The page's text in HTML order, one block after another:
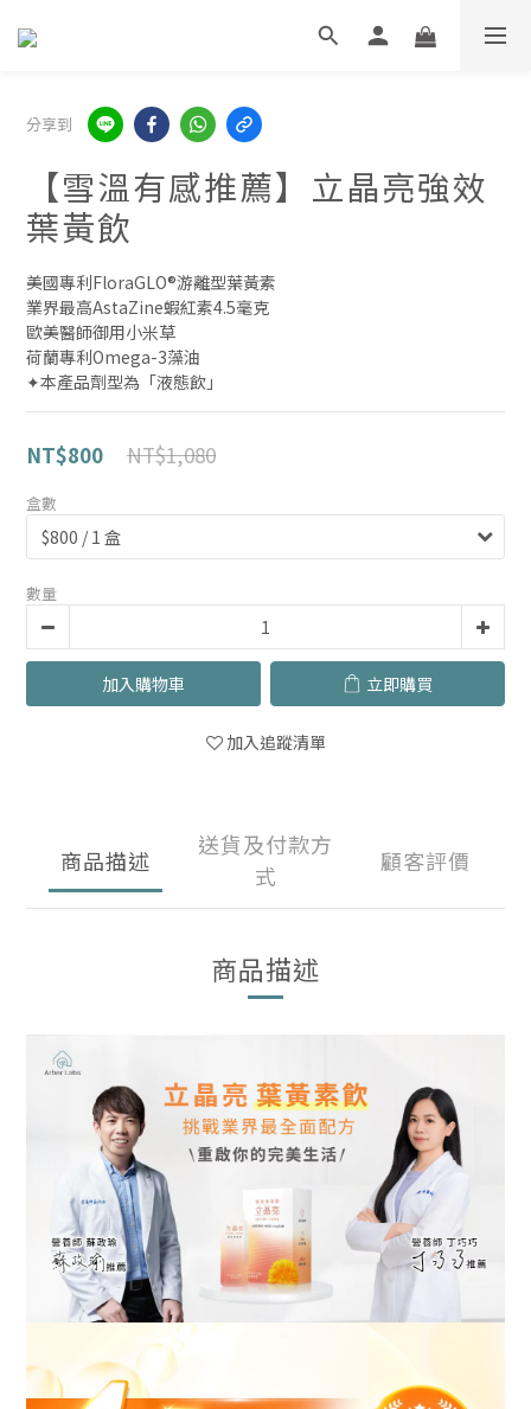
分享到
【雪溫有感推薦】立晶亮強效
葉黃飲
美國專利FloraGLO®游離型葉黃素
業界最高AstaZine蝦紅素4.5毫克
歐美醫師御用小米草
荷蘭專利Omega-3藻油
✦本產品劑型為「液態飲」
NT$1,080
NT$800
盒數
數量
加入購物車 立即購買
加入追蹤清單
商品描述
送貨及付款方
式
顧客評價
商品描述